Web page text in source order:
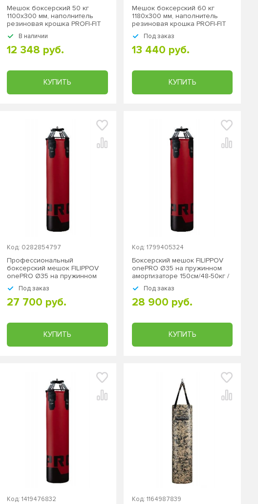
Мешок боксерский 50 кг
1100х300 мм, наполнитель
резиновая крошка PROFI-FIT
В наличии
12 348 руб.
КУПИТЬ
Мешок боксерский 60 кг
1180х300 мм, наполнитель
резиновая крошка PROFI-FIT
Под заказ
13 440 руб.
КУПИТЬ
Код: 0282854797
Профессиональный
боксерский мешок FILIPPOV
onePRO Ø35 на пружинном
подвесной
Под заказ
27 700 руб.
КУПИТЬ
Код: 1799405324
Боксерский мешок FILIPPOV
onePRO Ø35 на пружинном
амортизаторе 150см/48-50кг /
Под заказ
28 900 руб.
КУПИТЬ
Код: 1419476832 Код: 1164987839